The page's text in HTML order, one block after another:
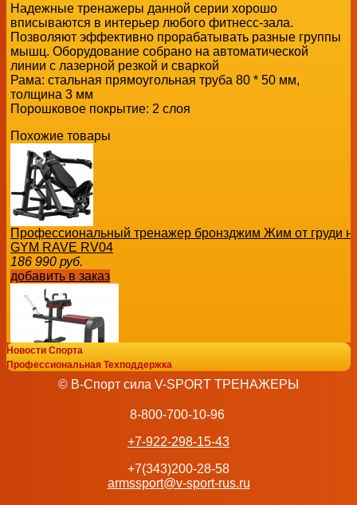
Надежные тренажеры данной серии хорошо
вписываются в интерьер любого фитнесс-зала.
Позволяют эффективно прорабатывать разные группы
мышц. Оборудование собрано на автоматической
линии с лазерной резкой и сваркой
Рама: стальная прямоугольная труба 80 * 50 мм,
толщина 3 мм
Порошковое покрытие: 2 слоя
Похожие товары
Профессиональный тренажер бронзджим Жим от груди
GYM RAVE RV04
186 990 руб.
добавить в заказ
Голень сидя Protrain BPL162 профессиональный
руб.
Новости Спорта
Профессиональная Техподдержка
© В-Спорт сила V-SPORT ТРЕНАЖЕРЫ
8-800-700-10-96
+7-922-298-15-43
+7(343)200-28-58
armssport@v-sport-rus.ru